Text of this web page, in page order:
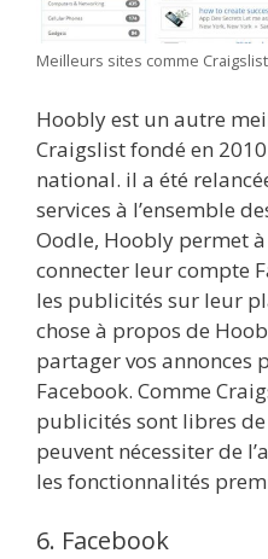
Meilleurs sites comme Craigslist
Hoobly est un autre
Craigslist fondé en
national. il a été
services à l’ensemble
Oodle, Hoobly permet
connecter leur compte
les publicités sur leur
chose à propos de
partager vos annonces
Facebook. Comme
publicités sont libres
peuvent nécessiter de
les fonctionnalités
6. Facebook